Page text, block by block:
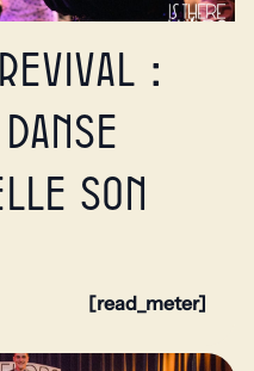
:
son
[read_meter]